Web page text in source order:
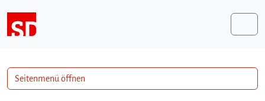
Seitenmenü öffnen